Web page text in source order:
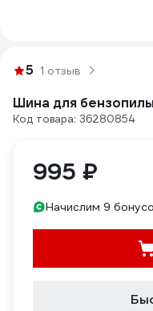
5 1 отзыв
Шина для
Код товара: 36280854
995 ₽
Начислим 9